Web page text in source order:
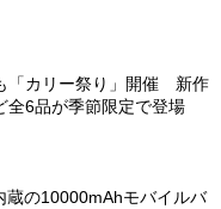
「カリー祭り」開催 新作
全6品が季節限定で登場
蔵の10000mAhモバイルバ